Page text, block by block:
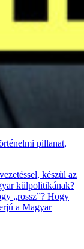
pillanat,
készül az
külpolitikának?
„rossz”? Hogy
a Magyar